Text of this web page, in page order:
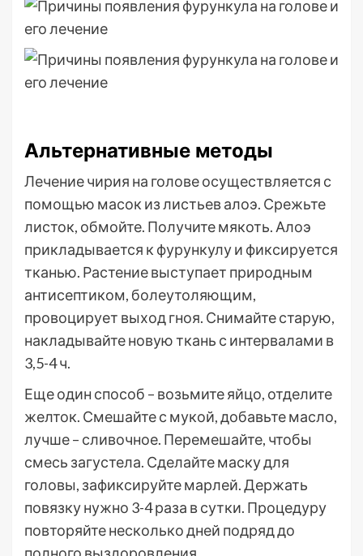
Альтернативные методы
Лечение чирия на голове осуществляется с
помощью масок из листьев алоэ. Срежьте
листок, обмойте. Получите мякоть. Алоэ
прикладывается к фурункулу и фиксируется
тканью. Растение выступает природным
антисептиком, болеутоляющим,
провоцирует выход гноя. Снимайте старую,
накладывайте новую ткань с интервалами в
3,5-4 ч.
Еще один способ – возьмите яйцо, отделите
желток. Смешайте с мукой, добавьте масло,
лучше – сливочное. Перемешайте, чтобы
смесь загустела. Сделайте маску для
головы, зафиксируйте марлей. Держать
повязку нужно 3-4 раза в сутки. Процедуру
повторяйте несколько дней подряд до